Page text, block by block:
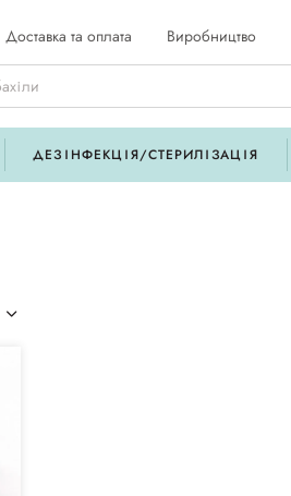
Доставка та оплата Виробництво
ДЕЗІНФЕКЦІЯ/СТЕРИЛІЗАЦІЯ